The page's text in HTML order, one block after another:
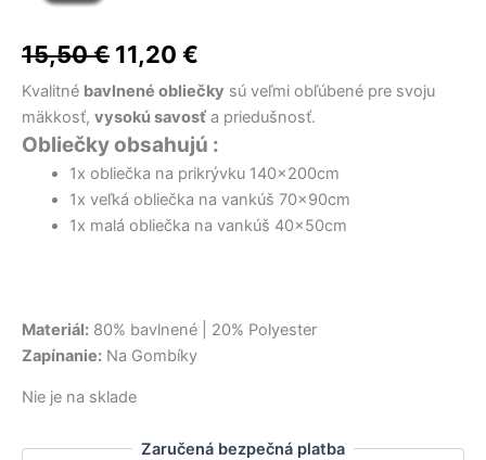
15,50€ bola:
15,50 €.
11,20 €
11,20 €.
Kvalitné bavlnené obliečky sú veľmi obľúbené pre svoju
mäkkosť, vysokú savosť a priedušnosť.
Obliečky obsahujú :
1x obliečka na prikrývku 140x200cm
1x veľká obliečka na vankúš 70x90cm
1x malá obliečka na vankúš 40x50cm
Materiál: 80% bavlnené | 20% Polyester
Zapínanie: Na Gombíky
Nie je na sklade
Zaručená bezpečná platba
22,00 €.
15,00 €.
48,00 €.